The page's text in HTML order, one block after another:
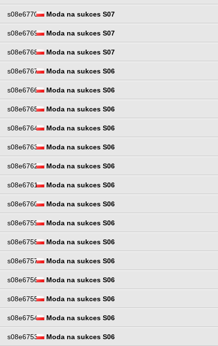
s08e6770 Moda na sukces S07
s08e6769 Moda na sukces S07
s08e6768 Moda na sukces S07
s08e6767 Moda na sukces S06
s08e6766 Moda na sukces S06
s08e6765 Moda na sukces S06
s08e6764 Moda na sukces S06
s08e6763 Moda na sukces S06
s08e6762 Moda na sukces S06
s08e6761 Moda na sukces S06
s08e6760 Moda na sukces S06
s08e6759 Moda na sukces S06
s08e6758 Moda na sukces S06
s08e6757 Moda na sukces S06
s08e6756 Moda na sukces S06
s08e6755 Moda na sukces S06
s08e6754 Moda na sukces S06
s08e6753 Moda na sukces S06